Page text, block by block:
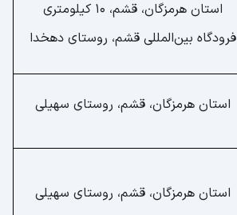
استان هرمزگان، قشم، 10 کیلومتری
فرودگاه بین‌المللی قشم، روستای دهخدا
استان هرمزگان، قشم، روستای سهیلی
استان هرمزگان، قشم، روستای سهیلی